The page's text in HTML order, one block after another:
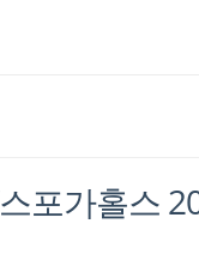
포가홀스